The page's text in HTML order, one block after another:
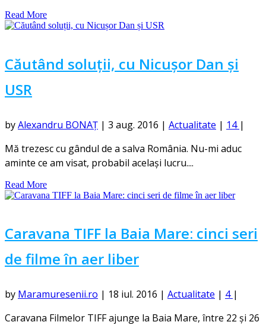
Read More
Căutând soluții, cu Nicușor Dan și
USR
byAlexandru BONAȚ | 3 aug. 2016 | Actualitate | 14 |
Mă trezesc cu gândul de a salva România. Nu-mi aduc
aminte ce am visat, probabil același lucru....
Read More
Caravana TIFF la Baia Mare: cinci seri
de filme în aer liber
by Maramuresenii.ro | 18 iul. 2016 | Actualitate | 4 |
Caravana Filmelor TIFF ajunge la Baia Mare, între 22 și 26